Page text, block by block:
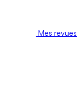
Mes revues